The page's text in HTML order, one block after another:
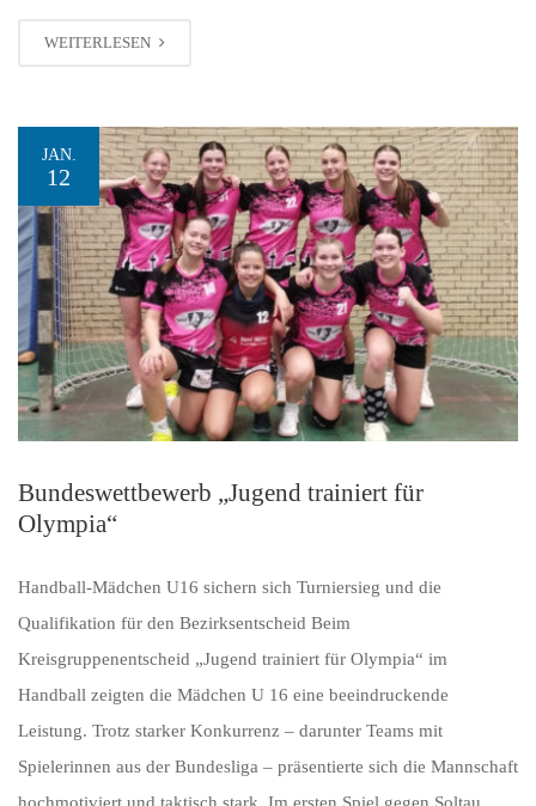
WEITERLESEN
JAN.
12
Bundeswettbewerb „Jugend trainiert für
Olympia“
Handball-Mädchen U16 sichern sich Turniersieg und die
Qualifikation für den Bezirksentscheid Beim
Kreisgruppenentscheid „Jugend trainiert für Olympia“ im
Handball zeigten die Mädchen U 16 eine beeindruckende
Leistung. Trotz starker Konkurrenz – darunter Teams mit
Spielerinnen aus der Bundesliga – präsentierte sich die Mannschaft